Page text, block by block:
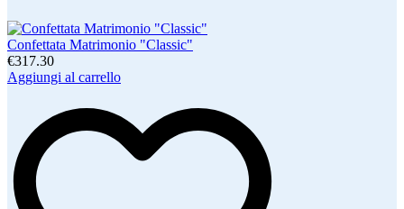
Confettata Matrimonio "Classic"
€317.30
Aggiungi al carrello